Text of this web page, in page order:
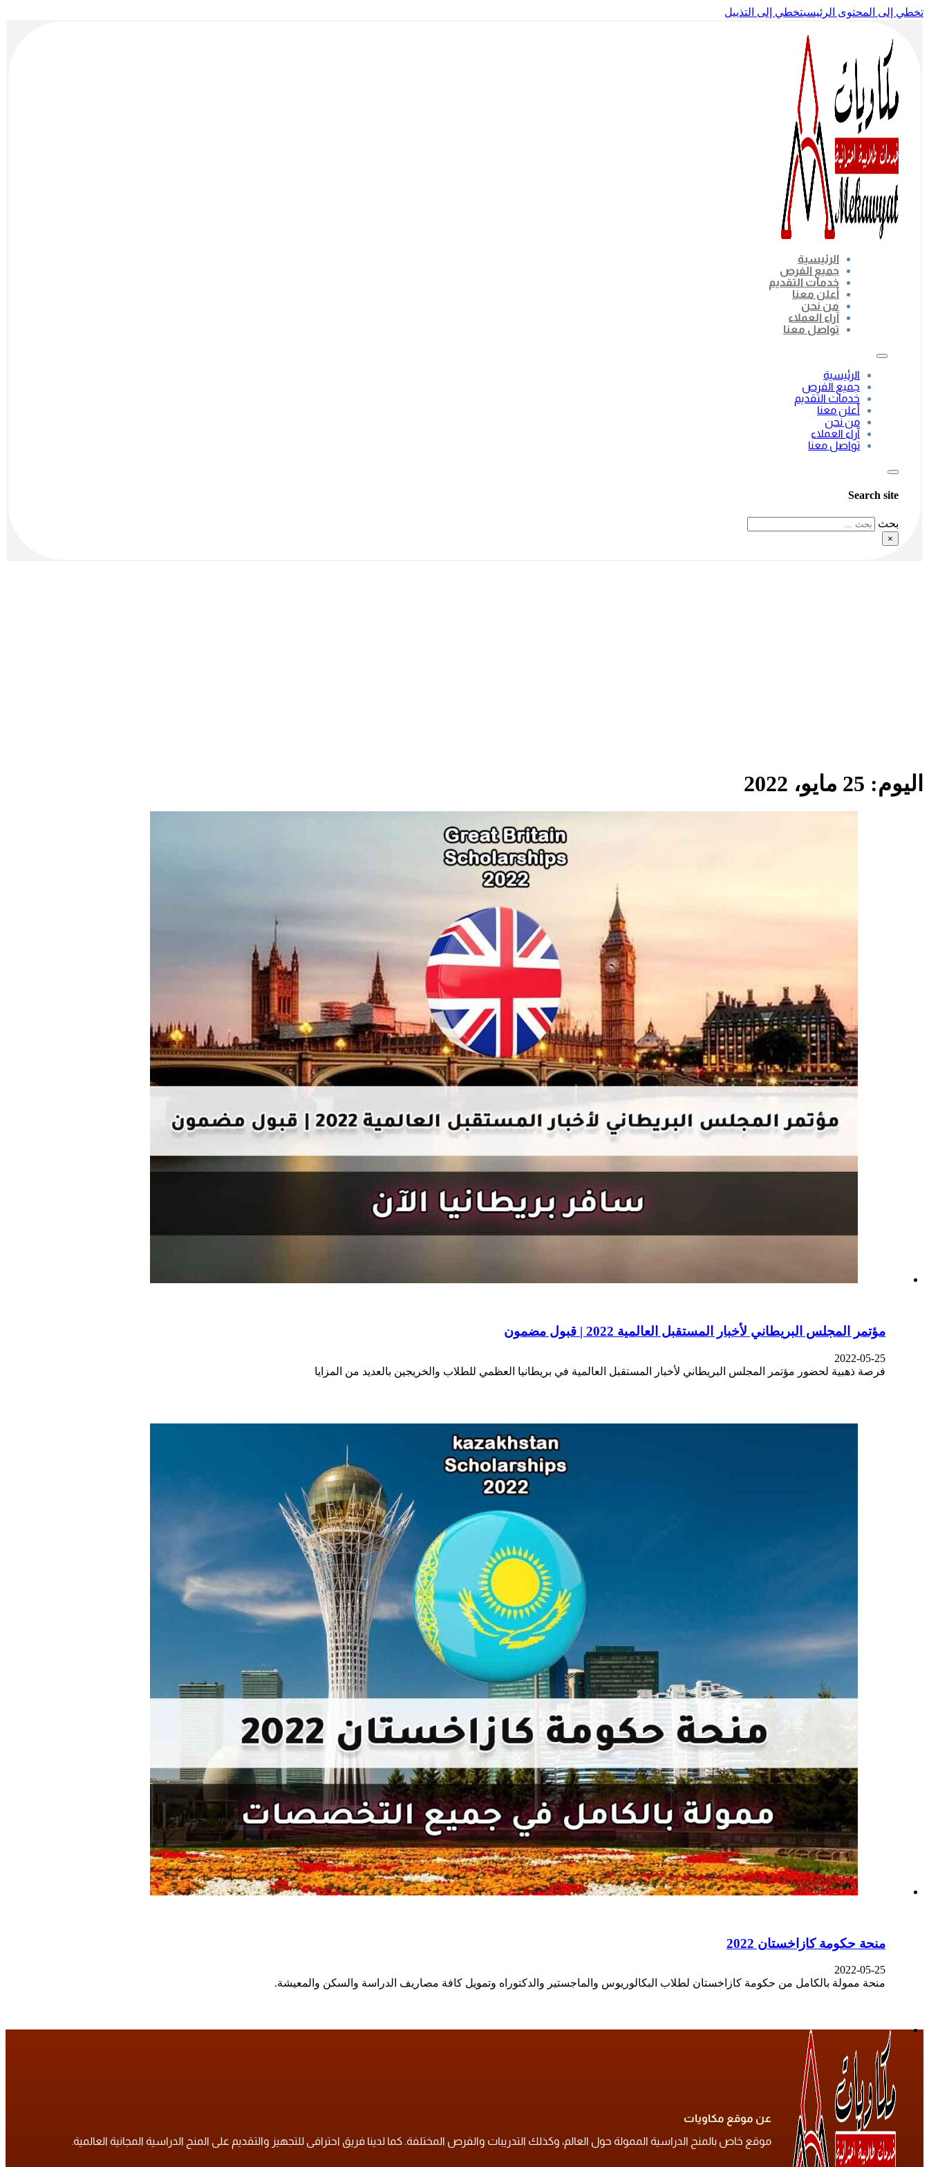
تخطي إلى المحتوى الرئيسيتخطي إلى التذييل
الرئيسية
جميع الفرص
خدمات التقديم
أعلن معنا
من نحن
آراء العملاء
تواصل معنا
الرئيسية
جميع الفرص
خدمات التقديم
أعلن معنا
من نحن
آراء العملاء
تواصل معنا
Search site
بحث
×
اليوم: 25 مايو، 2022
مؤتمر المجلس البريطاني لأخبار المستقبل العالمية 2022 | قبول مضمون
2022-05-25
فرصة ذهبية لحضور مؤتمر المجلس البريطاني لأخبار المستقبل العالمية في بريطانيا العظمي للطلاب والخريجين بالعديد من المزايا
منحة حكومة كازاخستان 2022
2022-05-25
منحة ممولة بالكامل من حكومة كازاخستان لطلاب البكالوريوس والماجستير والدكتوراه وتمويل كافة مصاريف الدراسة والسكن والمعيشة.
عن موقع مكاويات
موقع خاص بالمنح الدراسية الممولة حول العالم، وكذلك التدريبات والفرص المختلفة. كما لدينا فريق احترافى للتجهيز والتقديم على المنح الدراسية المجانية العالمية.